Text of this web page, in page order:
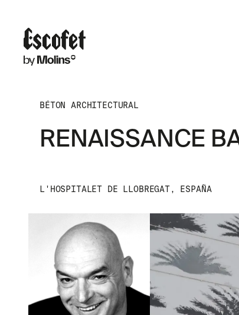
BÉTON ARCHITECTURAL
RENAISSANCE
L'HOSPITALET DE LLOBREGAT, ESPAÑA